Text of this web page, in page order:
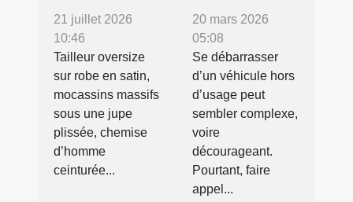
21 juillet 2026
10:46
Tailleur oversize
sur robe en satin,
mocassins massifs
sous une jupe
plissée, chemise
d’homme
ceinturée...
20 mars 2026
05:08
Se débarrasser
d’un véhicule hors
d’usage peut
sembler complexe,
voire
décourageant.
Pourtant, faire
appel...